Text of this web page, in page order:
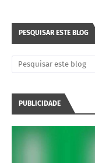
PESQUISAR ESTE BLOG
PUBLICIDADE